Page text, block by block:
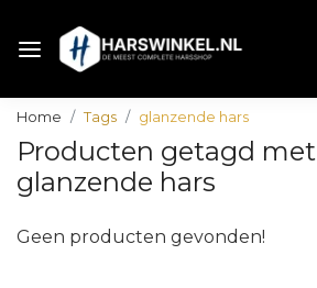
Home Tags glanzende hars
Producten getagd met
glanzende hars
Geen producten gevonden!